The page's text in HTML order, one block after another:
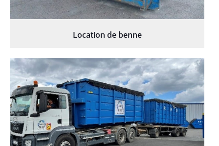
Location de benne